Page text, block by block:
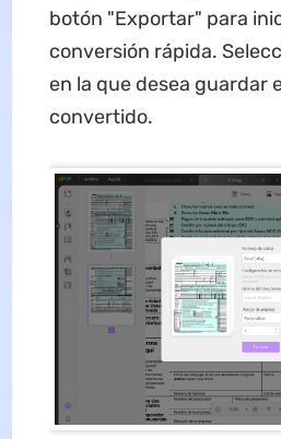
botón "Exportar" para
conversión rápida.
en la que desea guardar
convertido.